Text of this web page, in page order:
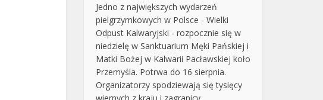
Jedno z największych wydarzeń
pielgrzymkowych w Polsce - Wielki
Odpust Kalwaryjski - rozpocznie się w
niedzielę w Sanktuarium Męki Pańskiej i
Matki Bożej w Kalwarii Pacławskiej koło
Przemyśla. Potrwa do 16 sierpnia.
Organizatorzy spodziewają się tysięcy